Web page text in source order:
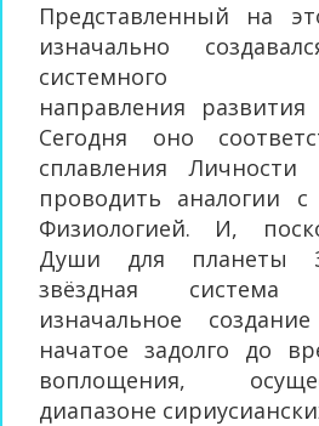
Представленный на
изначально
системного
направления
Сегодня оно
сплавления
проводить аналогии с
Физиологией. И,
Души для планеты
звёздная
изначальное
начатое задолго до
воплощения,
диапазоне